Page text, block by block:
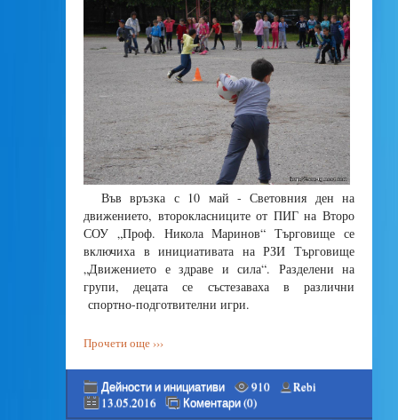
Във връзка с 10 май - Световния ден на
движението, второкласниците от ПИГ на Второ
СОУ „Проф. Никола Маринов“ Търговище се
включиха в инициативата на РЗИ Търговище
„Движението е здраве и сила“. Разделени на
групи, децата се състезаваха в различни
спортно-подготвителни игри.
Прочети още ›››
Дейности и инициативи 910
Rebi
13.05.2016
Коментари (0)